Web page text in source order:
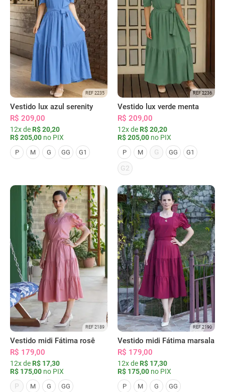
REF 2235
Vestido lux azul serenity
R$ 209,00
12x de R$ 20,20
R$ 205,00 no PIX
P M G GG G1
REF 2236
Vestido lux verde menta
R$ 209,00
12x de R$ 20,20
R$ 205,00 no PIX
P M G GG G1
G2
REF 2189
Vestido midi Fátima rosê
R$ 179,00
12x de R$ 17,30
R$ 175,00 no PIX
P
M G GG
REF 2190
Vestido midi Fátima marsala
R$ 179,00
12x de R$ 17,30
R$ 175,00 no PIX
P M G GG